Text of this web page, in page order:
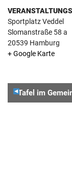
Sportplatz Veddel
Slomanstraße 58 a
20539 Hamburg
+ Google Karte
Tafel im